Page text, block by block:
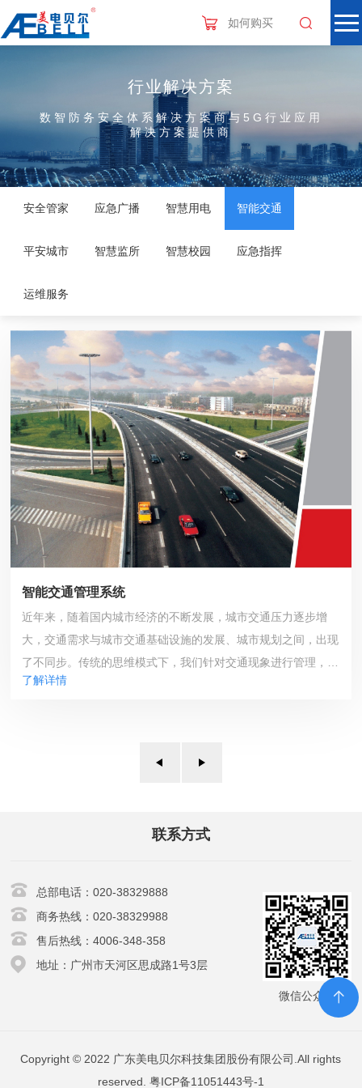
如何购买
行业解决方案
数智防务安全体系解决方案商与5G行业应用
解决方案提供商
安全管家 应急广播 智慧用电 智能交通
平安城市 智慧监所 智慧校园 应急指挥
运维服务
智能交通管理系统
近年来，随着国内城市经济的不断发展，城市交通压力逐步增
大，交通需求与城市交通基础设施的发展、城市规划之间，出现
了不同步。传统的思维模式下，我们针对交通现象进行管理，比
如通过罚款、扣分惩戒交通违法、通过单方面的的限流、延长绿
了解详情
联系方式
总部电话：020-38329888
商务热线：020-38329988
售后热线：4006-348-358
地址：广州市天河区思成路1号3层
微信公众号
Copyright © 2022 广东美电贝尔科技集团股份有限公司.All rights
reserved. 粤ICP备11051443号-1